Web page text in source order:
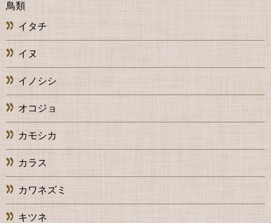
鳥類
イタチ
イヌ
イノシシ
オコジョ
カモシカ
カラス
カワネズミ
キツネ